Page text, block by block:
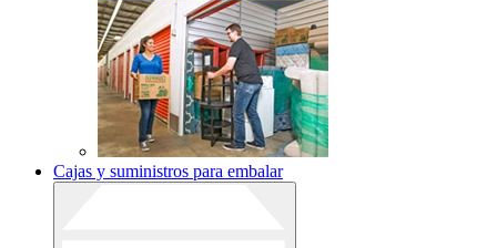
Cajas y suministros para embalar